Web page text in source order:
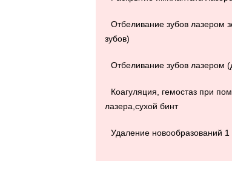
Отбеливание зубов лазером
зубов)
Отбеливание зубов лазером
Коагуляция, гемостаз при
лазера,сухой бинт
Удаление новообразований 1